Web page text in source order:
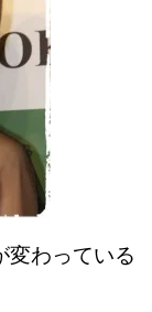
変わっている